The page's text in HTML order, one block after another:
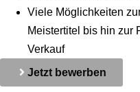
Viele Möglichkeiten
Meistertitel bis hin zur
Verkauf
Jetzt bewerben